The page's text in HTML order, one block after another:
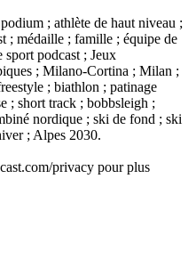
; athlète de haut niveau ;
; médaille ; famille ; équipe de
sport podcast ; Jeux
; Milano-Cortina ; Milan ;
; biathlon ; patinage
; short track ; bobbsleigh ;
nordique ; ski de fond ; ski
; Alpes 2030.
privacy pour plus